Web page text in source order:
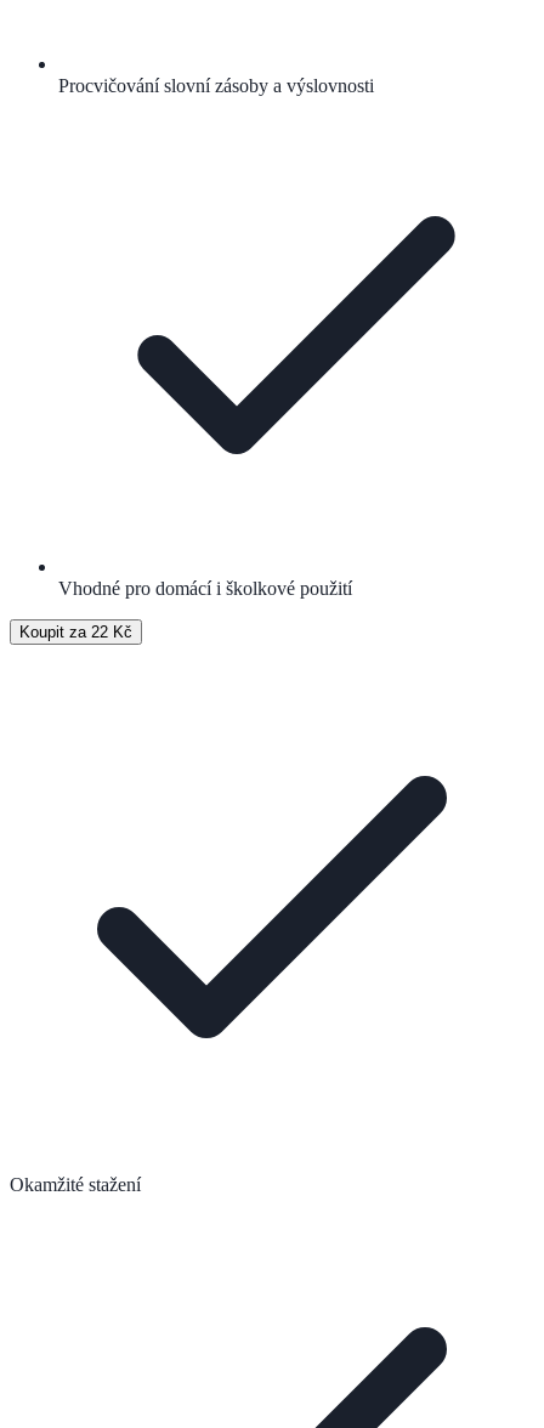
Procvičování slovní zásoby a výslovnosti
Vhodné pro domácí i školkové použití
Koupit za 22 Kč
Okamžité stažení